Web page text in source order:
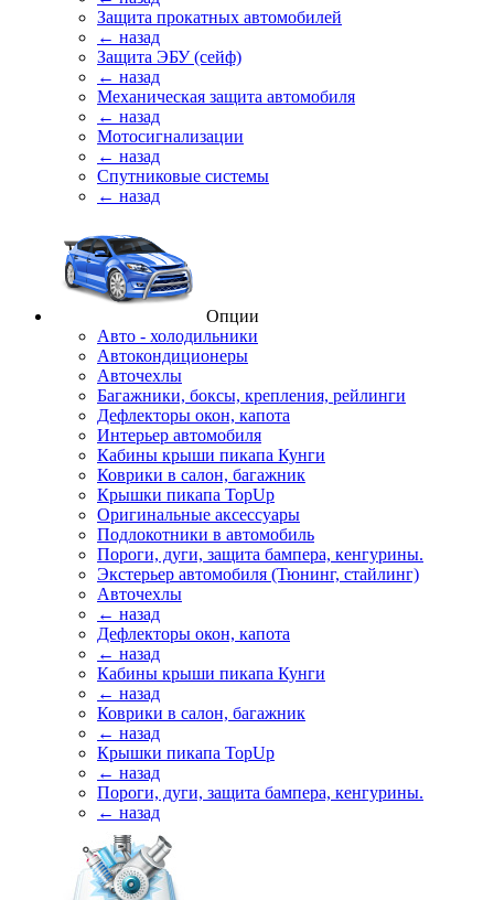
Защита прокатных автомобилей
← назад
Защита ЭБУ (сейф)
← назад
Механическая защита автомобиля
← назад
Мотосигнализации
← назад
Спутниковые системы
← назад
Опции
Авто - холодильники
Автокондиционеры
Авточехлы
Багажники, боксы, крепления, рейлинги
Дефлекторы окон, капота
Интерьер автомобиля
Кабины крыши пикапа Кунги
Коврики в салон, багажник
Крышки пикапа TopUp
Оригинальные аксессуары
Подлокотники в автомобиль
Пороги, дуги, защита бампера, кенгурины.
Экстерьер автомобиля (Тюнинг, стайлинг)
Авточехлы
← назад
Дефлекторы окон, капота
← назад
Кабины крыши пикапа Кунги
← назад
Коврики в салон, багажник
← назад
Крышки пикапа TopUp
← назад
Пороги, дуги, защита бампера, кенгурины.
← назад